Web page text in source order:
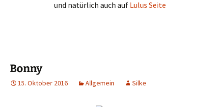
und natürlich auch auf Lulus Seite
Bonny
15. Oktober 2016 Allgemein Silke